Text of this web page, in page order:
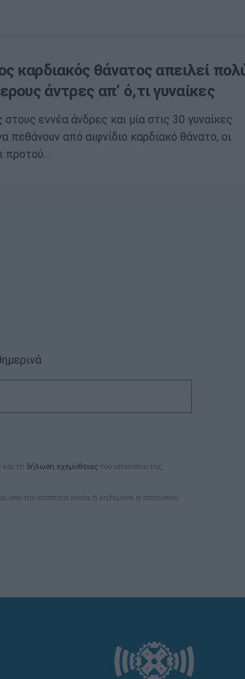
καρδιακός θάνατος απειλεί
άντρες απ’ ό,τι γυναίκες
εννέα άνδρες και μία στις 30 γυναίκες
πεθάνουν από αιφνίδιο καρδιακό θάνατο, οι
προτού…
και τη δήλωση εχεμύθειας του ιστοτόπου της
υπό την εποπτεία γονέα ή κηδεμόνα ή επιτρόπου